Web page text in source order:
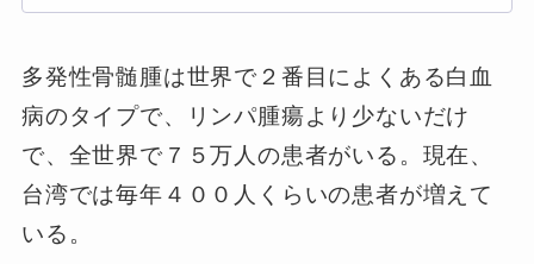
多発性骨髄腫は世界で２番目によくある白血
病のタイプで、リンパ腫瘍より少ないだけ
で、全世界で７５万人の患者がいる。現在、
台湾では毎年４００人くらいの患者が増えて
いる。